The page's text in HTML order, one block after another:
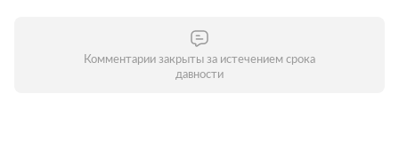
Комментарии закрыты за истечением срока
давности